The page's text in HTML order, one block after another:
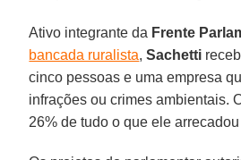
Ativo integrante da Frente
bancada ruralista,Sachetti
cinco pessoas e uma empresa
infrações ou crimes ambientais.
26% de tudo o que ele